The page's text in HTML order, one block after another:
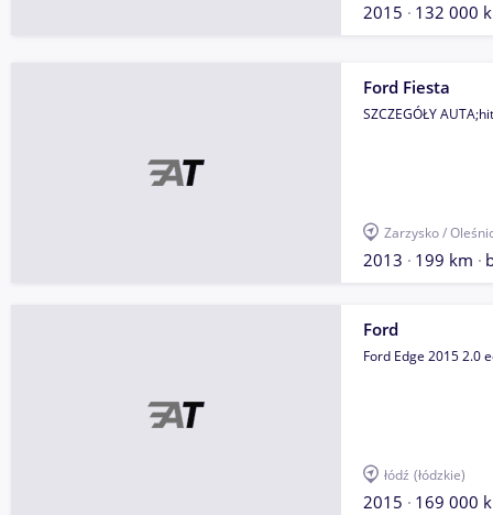
2015 132 000
Ford Fiesta
SZCZEGÓŁY
Zarzysko /
2013 199 km
Ford
Ford Edge 2015 2.0
łódź (łódzkie)
2015 169 000